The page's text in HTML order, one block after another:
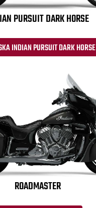
PURSUIT DARK HORSE
INDIAN PURSUIT DARK HORSE
ROADMASTER